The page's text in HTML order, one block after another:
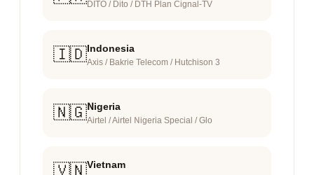
DITO / Dito / DTH Plan Cignal-TV
🇮🇩Indonesia
Axis / Bakrie Telecom / Hutchison 3
🇳🇬Nigeria
Airtel / Airtel Nigeria Special / Glo
🇻🇳Vietnam